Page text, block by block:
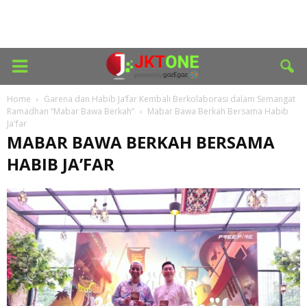
Home
Garena dan Habib Ja’far Kembali Berkolaborasi dalam Semangat
Ramadhan “Mabar Bawa Berkah”
Mabar Bawa Berkah Bersama Habib
Ja'far
MABAR BAWA BERKAH BERSAMA
HABIB JA’FAR